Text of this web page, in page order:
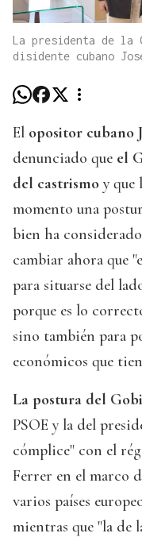
La presidenta de la
disidente cubano
El opositor cubano
denunciado que el
del castrismo y que
momento una
bien ha
cambiar ahora que
para situarse del
porque es lo
sino también para
económicos que
La postura del
PSOE y la del
cómplice" con el
Ferrer en el marco
varios países
mientras que "la de